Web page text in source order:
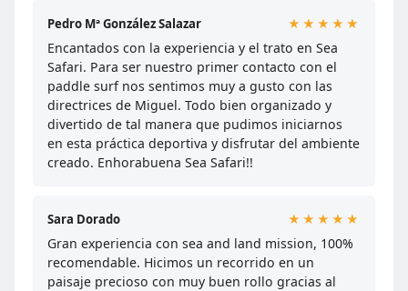
Pedro Mª González Salazar ★★★★★
Encantados con la experiencia y el trato en Sea
Safari. Para ser nuestro primer contacto con el
paddle surf nos sentimos muy a gusto con las
directrices de Miguel. Todo bien organizado y
divertido de tal manera que pudimos iniciarnos
en esta práctica deportiva y disfrutar del ambiente
creado. Enhorabuena Sea Safari!!
Sara Dorado ★★★★★
Gran experiencia con sea and land mission, 100%
recomendable. Hicimos un recorrido en un
paisaje precioso con muy buen rollo gracias al